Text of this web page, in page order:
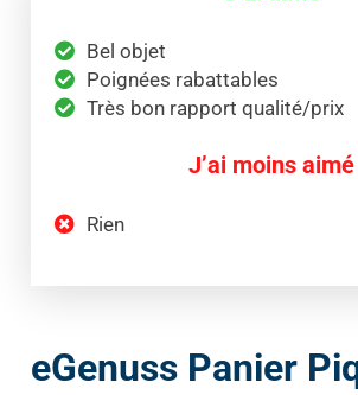
Bel objet
Poignées rabattables
Très bon rapport qualité/prix
J’ai moins aimé
Rien
eGenuss Panier